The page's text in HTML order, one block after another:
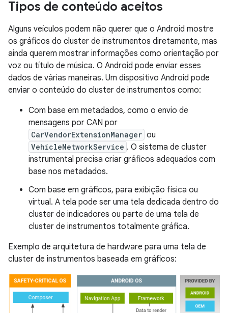
Tipos de conteúdo aceitos
Alguns veículos podem não querer que o Android mostre
os gráficos do cluster de instrumentos diretamente, mas
ainda querem mostrar informações como orientação por
voz ou título de música. O Android pode enviar esses
dados de várias maneiras. Um dispositivo Android pode
enviar o conteúdo do cluster de instrumentos como:
Com base em metadados, como o envio de
mensagens por CAN por
CarVendorExtensionManager ou
VehicleNetworkService . O sistema de cluster
instrumental precisa criar gráficos adequados com
base nos metadados.
Com base em gráficos, para exibição física ou
virtual. A tela pode ser uma tela dedicada dentro do
cluster de indicadores ou parte de uma tela de
cluster de instrumentos totalmente gráfica.
Exemplo de arquitetura de hardware para uma tela de
cluster de instrumentos baseada em gráficos: